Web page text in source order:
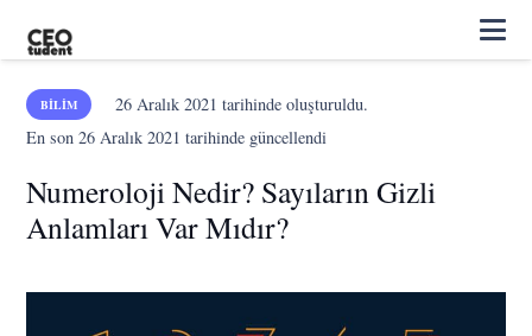
BILIM 26 Aralık 2021 tarihinde oluşturuldu.
En son26 Aralık 2021 tarihinde güncellendi
Numeroloji Nedir? Sayıların Gizli
Anlamları Var Mıdır?